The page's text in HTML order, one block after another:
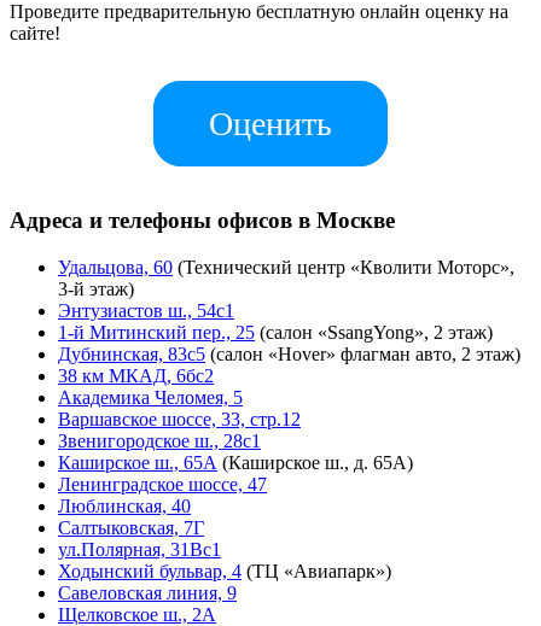
Проведите предварительную бесплатную онлайн оценку на
сайте!
Оценить
Адреса и телефоны офисов в Москве
Удальцова, 60 (Технический центр «Кволити Моторс»,
3-й этаж)
Энтузиастов ш., 54с1
1-й Митинский пер., 25 (салон «SsangYong», 2 этаж)
Дубнинская, 83с5 (салон «Hover» флагман авто, 2 этаж)
38 км МКАД, 6бс2
Академика Челомея, 5
Варшавское шоссе, 33, стр.12
Звенигородское ш., 28с1
Каширское ш., 65А (Каширское ш., д. 65А)
Ленинградское шоссе, 47
Люблинская, 40
Салтыковская, 7Г
ул.Полярная, 31Вс1
Ходынский бульвар, 4 (ТЦ «Авиапарк»)
Савеловская линия, 9
Щелковское ш., 2А